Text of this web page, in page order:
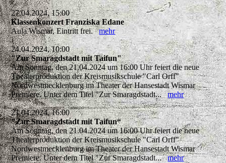
27.04.2024, 15:00
Klassenkonzert Franziska Edane
Aula Wismar, Eintritt frei.mehr
24.04.2024, 10:00
"Zur Smaragdstadt mit Taifun"
Am Sonntag, den 21.04.2024 um 16:00 Uhr feiert die neue
Theaterproduktion der Kreismusikschule "Carl Orff"
Nordwestmecklenburg im Theater der Hansestadt Wismar
Premiere. Unter dem Titel "Zur Smaragdstadt...mehr
21.04.2024, 16:00
"Zur Smaragdstadt mit Taifun“
Am Sonntag, den 21.04.2024 um 16:00 Uhr feiert die neue
Theaterproduktion der Kreismusikschule "Carl Orff"
Nordwestmecklenburg im Theater der Hansestadt Wismar
Premiere. Unter dem Titel "Zur Smaragdstadt...mehr